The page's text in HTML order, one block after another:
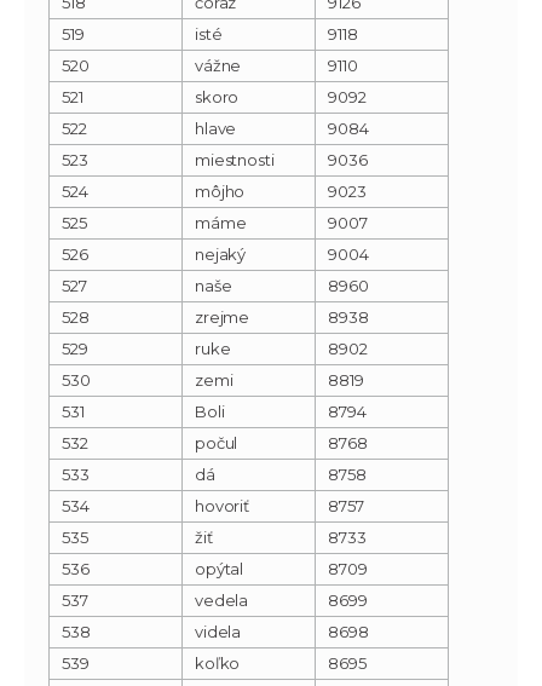
519
isté
9118
520
vážne
9110
521
skoro
9092
522
hlave
9084
523
miestnosti
9036
524
môjho
9023
525
máme
9007
526
nejaký
9004
527
naše
8960
528
zrejme
8938
529
ruke
8902
530
zemi
8819
531
Boli
8794
532
počul
8768
533
dá
8758
534
hovoriť
8757
535
žiť
8733
536
opýtal
8709
537
vedela
8699
538
videla
8698
539
koľko
8695